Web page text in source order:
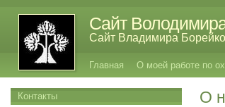
Сайт
Сайт Владимира Борейко
Главная О моей работе по
О
Контакты